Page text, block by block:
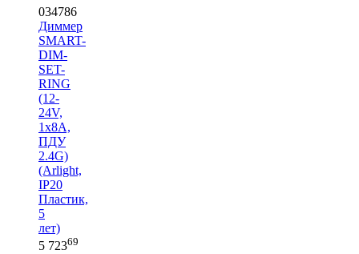
034786
Диммер
SMART-
DIM-
SET-
RING
(12-
24V,
1x8A,
ПДУ
2.4G)
(Arlight,
IP20
Пластик,
5
лет)
5 72369